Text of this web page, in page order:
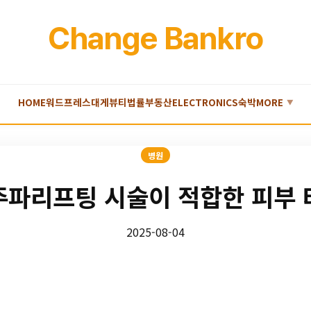
Change Bankro
HOME워드프레스대게뷰티법률부동산ELECTRONICS숙박MORE ▼
병원
파리프팅 시술이 적합한 피부
2025-08-04